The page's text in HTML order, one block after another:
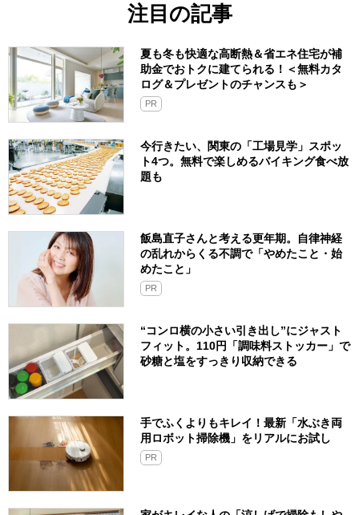
注目の記事
夏も冬も快適な高断熱＆省エネ住宅が補
助金でおトクに建てられる！＜無料カタ
ログ＆プレゼントのチャンスも＞
PR
今行きたい、関東の「工場見学」スポッ
ト4つ。無料で楽しめるバイキング食べ放
題も
飯島直子さんと考える更年期。自律神経
の乱れからくる不調で「やめたこと・始
めたこと」
PR
“コンロ横の小さい引き出し”にジャスト
フィット。110円「調味料ストッカー」で
砂糖と塩をすっきり収納できる
手でふくよりもキレイ！最新「水ぶき両
用ロボット掃除機」をリアルにお試し
PR